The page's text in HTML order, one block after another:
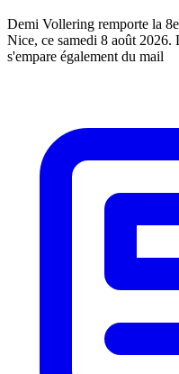
Demi Vollering remporte la
Nice, ce samedi 8 août 2026.
s'empare également du mail